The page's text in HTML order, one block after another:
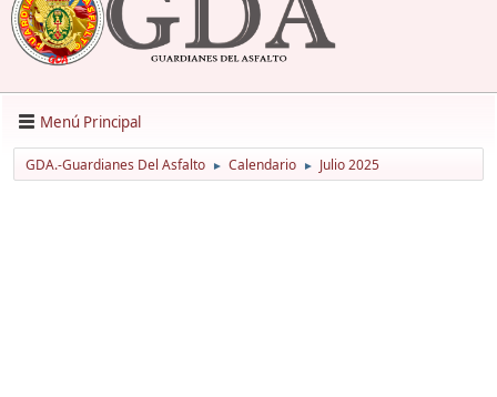
Menú Principal
GDA.-Guardianes Del Asfalto ► Calendario ► Julio 2025